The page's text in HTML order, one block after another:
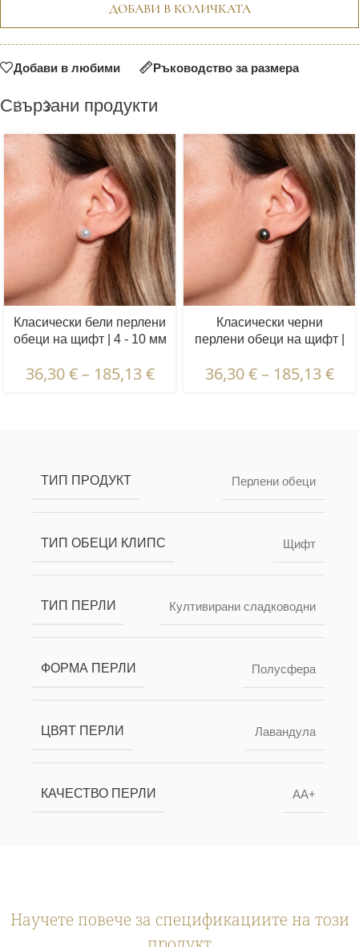
ДОБАВИ В КОЛИЧКАТА
Добави в любими Ръководство за размера
Свързани продукти
Класически бели перлени
обеци на щифт | 4 - 10 мм
36,30€ – 185,13€
Класически черни
перлени обеци на щифт |
36,30€ – 185,13€
сертификация | Опаковка и доставка
ТИП ПРОДУКТ Перлени обеци
ТИП ОБЕЦИ КЛИПС Щифт
ТИП ПЕРЛИ Култивирани сладководни
ФОРМА ПЕРЛИ Полусфера
ЦВЯТ ПЕРЛИ Лавандула
КАЧЕСТВО ПЕРЛИ AA+
Научете повече за спецификациите на този